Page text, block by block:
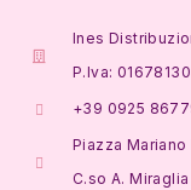
Ines
P.Iva:
+39 0925
Piazza
C.so A.